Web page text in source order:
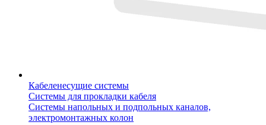
Кабеленесущие системы
Системы для прокладки кабеля
Системы напольных и подпольных каналов,
электромонтажных колон